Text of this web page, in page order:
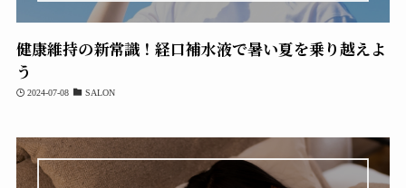
健康維持の新常識！経口補水液で暑い夏を乗り越えよ
う
2024-07-08 SALON